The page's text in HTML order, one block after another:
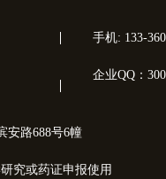
手机: 133-
企业QQ：
安路688号6幢
究或药证申报使用